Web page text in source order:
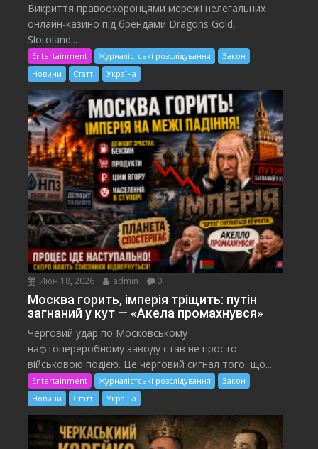
Викриття правоохоронцями мережі нелегальних
онлайн-казино під брендами Dragons Gold,
Slotoland...
Entertainment Журналістські розслідування
Закон
Новини
Статті Україна
Июн 18, 2026 admin 0
Москва горить, імперія тріщить: путін
загнаний у кут — «Акела промахнувся»
Черговий удар по Московському
нафтопереробному заводу став не просто
військовою подією. Це черговий сигнал того, що...
Entertainment Журналістські розслідування
Закон
Новини
Статті Україна